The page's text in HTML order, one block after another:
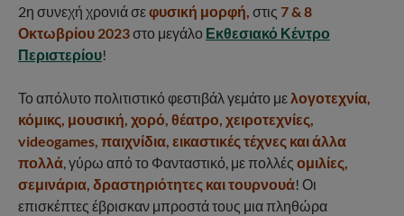
2η συνεχή χρονιά σεφυσική μορφή, στις 7 & 8
Οκτωβρίου 2023στο μεγάλο Εκθεσιακό Κέντρο
Περιστερίου!
Το απόλυτο πολιτιστικό φεστιβάλ γεμάτο μελογοτεχνία,
κόμικς, μουσική, χορό, θέατρο, χειροτεχνίες,
videogames, παιχνίδια, εικαστικές τέχνες και άλλα
πολλά, γύρω από το Φανταστικό, με πολλές ομιλίες,
σεμινάρια, δραστηριότητες και τουρνουά! Οι
επισκέπτες έβρισκαν μπροστά τους μια πληθώρα